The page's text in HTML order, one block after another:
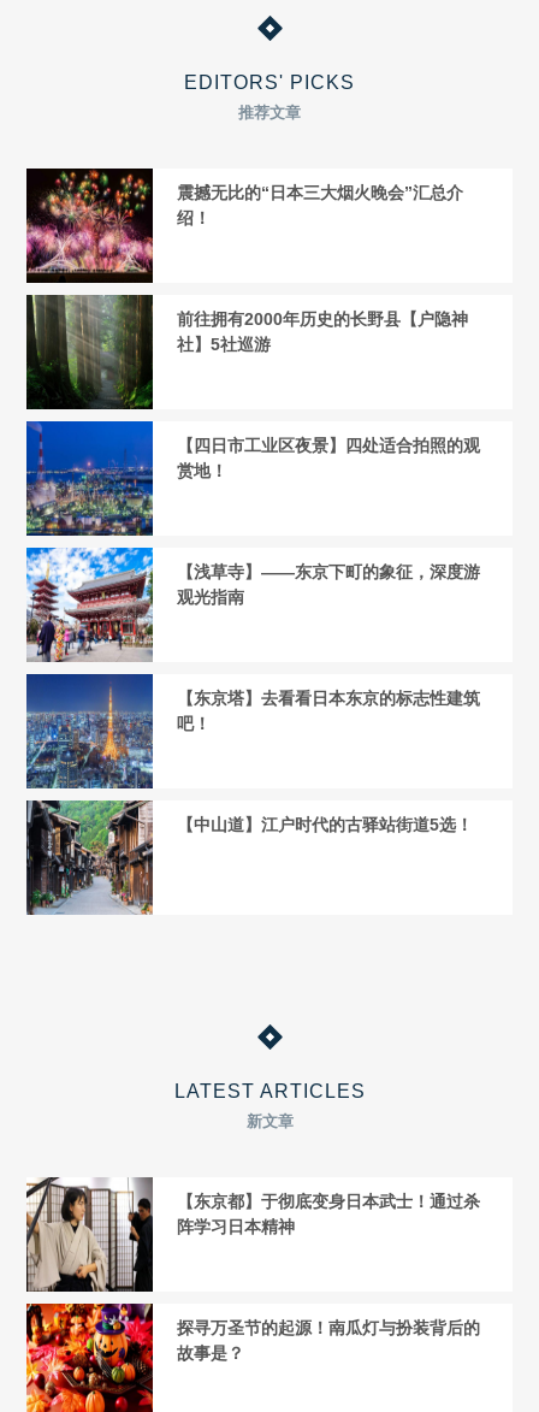
EDITORS' PICKS
推荐文章
震撼无比的“日本三大烟火晚会”汇总介
绍！
前往拥有2000年历史的长野县【户隐神
社】5社巡游
【四日市工业区夜景】四处适合拍照的观
赏地！
【浅草寺】——东京下町的象征，深度游
观光指南
【东京塔】去看看日本东京的标志性建筑
吧！
【中山道】江户时代的古驿站街道5选！
LATEST ARTICLES
新文章
【东京都】于彻底变身日本武士！通过杀
阵学习日本精神
探寻万圣节的起源！南瓜灯与扮装背后的
故事是？